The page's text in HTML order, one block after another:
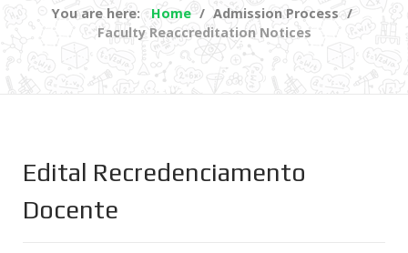
You are here: Home
Admission Process
Faculty Reaccreditation Notices
Edital Recredenciamento
Docente